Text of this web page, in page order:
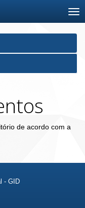
de acordo com a
- GID